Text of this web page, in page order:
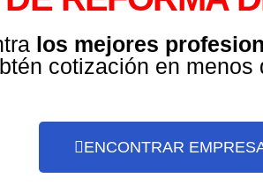
los mejores
cotización en menos
ENCONTRAR